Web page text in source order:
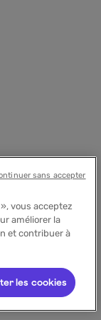
vous acceptez
améliorer la
et contribuer à
les cookies
sans accepter